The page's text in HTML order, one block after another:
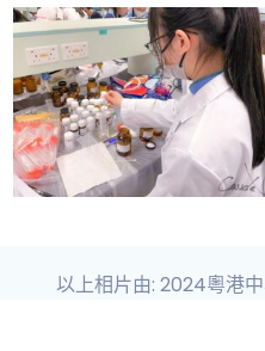
以上相片由: 2024粵港